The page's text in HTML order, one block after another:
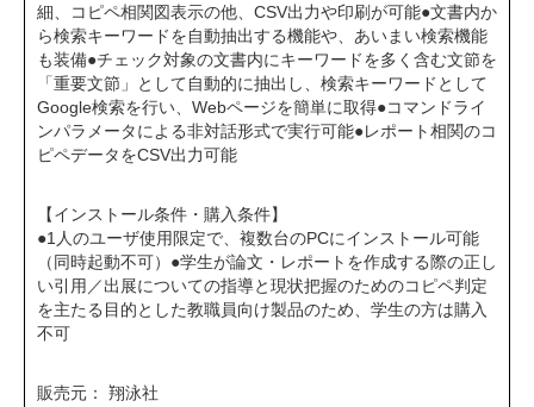
細、コピペ相関図表示の他、CSV出力や印刷が可能●文書内か
ら検索キーワードを自動抽出する機能や、あいまい検索機能
も装備●チェック対象の文書内にキーワードを多く含む文節を
「重要文節」として自動的に抽出し、検索キーワードとして
Google検索を行い、Webページを簡単に取得●コマンドライ
ンパラメータによる非対話形式で実行可能●レポート相関のコ
ピペデータをCSV出力可能
【インストール条件・購入条件】
●1人のユーザ使用限定で、複数台のPCにインストール可能
（同時起動不可）●学生が論文・レポートを作成する際の正し
い引用／出展についての指導と現状把握のためのコピペ判定
を主たる目的とした教職員向け製品のため、学生の方は購入
不可
販売元： 翔泳社